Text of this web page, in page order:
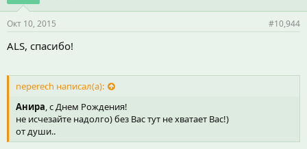
Окт 10, 2015 #10,944
ALS, спасибо!
neperech написал(а):
Анира, c Днем Рождения!
не исчезайте надолго) без Вас тут не хватает Вас!)
от души..